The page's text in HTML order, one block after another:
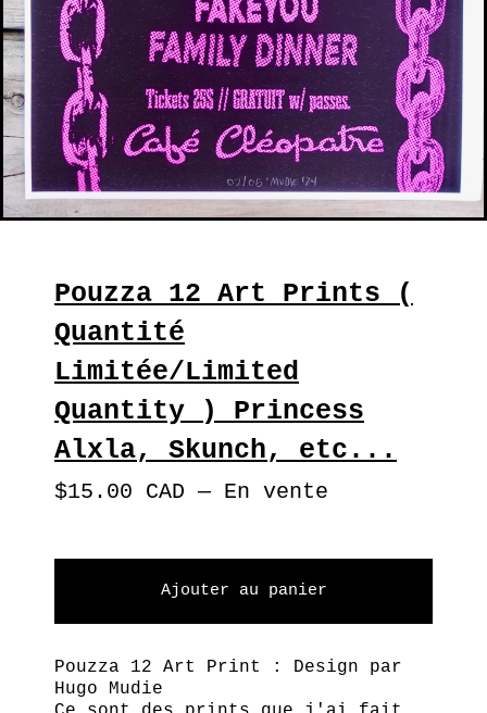
Pouzza 12 Art Prints (
Quantité
Limitée/Limited
Quantity ) Princess
Alxla, Skunch, etc...
$15.00 CAD — En vente
Ajouter au panier
Pouzza 12 Art Print : Design par
Hugo Mudie